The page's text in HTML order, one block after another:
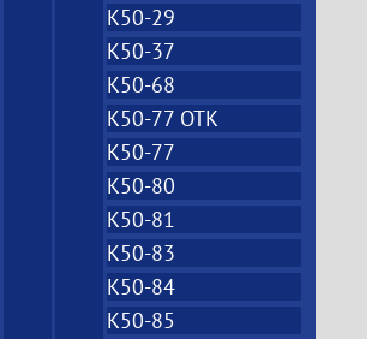
К50-29
К50-37
К50-68
К50-77 ОТК
К50-77
К50-80
К50-81
К50-83
К50-84
К50-85